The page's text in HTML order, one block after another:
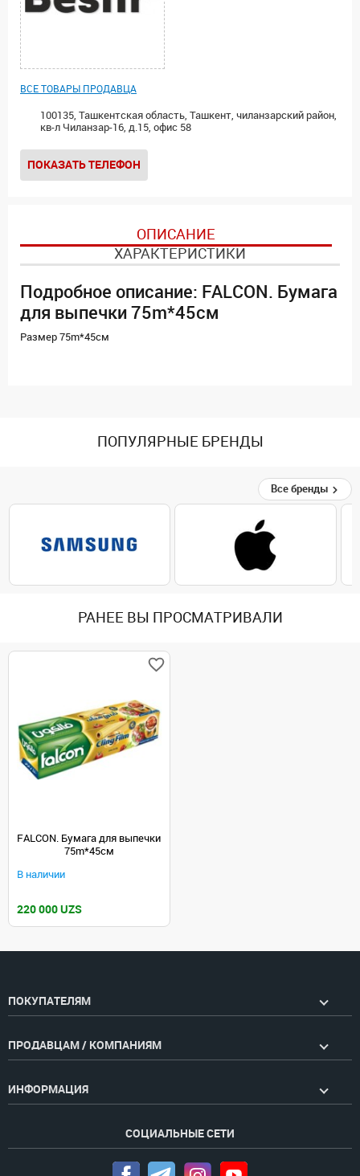
ВСЕ ТОВАРЫ ПРОДАВЦА
100135, Ташкентская область, Ташкент, чиланзарский район,
кв-л Чиланзар-16, д.15, офис 58
ПОКАЗАТЬ ТЕЛЕФОН
ОПИСАНИЕ
ХАРАКТЕРИСТИКИ
Подробное описание: FALCON. Бумага
для выпечки 75m*45см
Размер 75m*45см
ПОПУЛЯРНЫЕ БРЕНДЫ
Все бренды
РАНЕЕ ВЫ ПРОСМАТРИВАЛИ
FALCON. Бумага для выпечки
75m*45см
В наличии
220 000 UZS
ПОКУПАТЕЛЯМ
ПРОДАВЦАМ / КОМПАНИЯМ
ИНФОРМАЦИЯ
СОЦИАЛЬНЫЕ СЕТИ